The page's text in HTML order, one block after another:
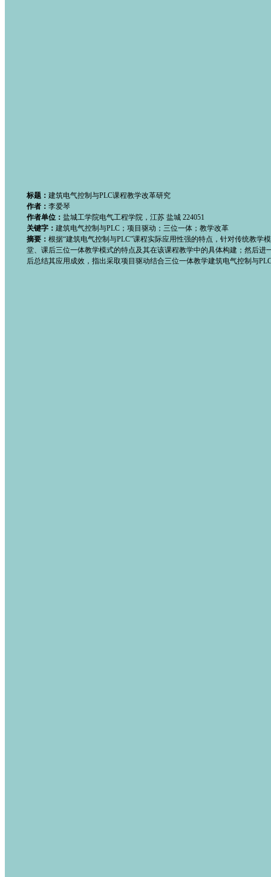
标题： 建筑电气控制与PLC课程教学改革研究
作者： 李爱琴
作者单位： 盐城工学院电气工程学院，江苏 盐城 224051
关键字： 建筑电气控制与PLC；项目驱动；三位一体；教学改革
摘要： 根据“建筑电气控制与PLC”课程实际应用性强的特点，针对传统教
堂、课后三位一体教学模式的特点及其在该课程教学中的具体构建；然后
后总结其应用成效，指出采取项目驱动结合三位一体教学建筑电气控制与